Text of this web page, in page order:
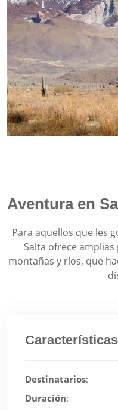
Aventura en
Para aquellos que les
Salta ofrece
montañas y ríos, que
Características
Destinatarios:
Duración: